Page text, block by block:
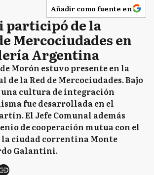
Añadir como fuente en
participó de la
Mercociudades en
Argentina
Morón estuvo presente en la
de la Red de Mercociudades. Bajo
una cultura de integración
fue desarrollada en el
El Jefe Comunal además
de cooperación mutua con el
ciudad correntina Monte
Galantini.